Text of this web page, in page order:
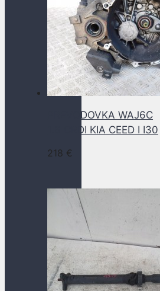
PREVODOVKA WAJ6C
1.6 CRDI KIA CEED I I30
218 €